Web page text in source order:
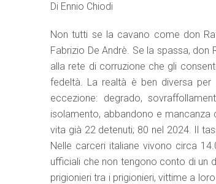
Di Ennio Chiodi
Non tutti se la cavano come don
Fabrizio De Andrè. Se la spassa, don
alla rete di corruzione che gli
fedeltà. La realtà è ben diversa per
eccezione: degrado,
isolamento, abbandono e
vita già 22 detenuti; 80 nel 2024. Il
Nelle carceri italiane vivono circa
ufficiali che non tengono conto di un
prigionieri tra i prigionieri, vittime a